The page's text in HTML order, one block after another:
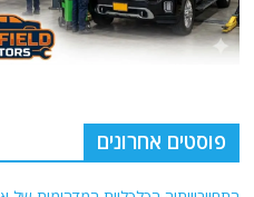
פוסטים אחרונים